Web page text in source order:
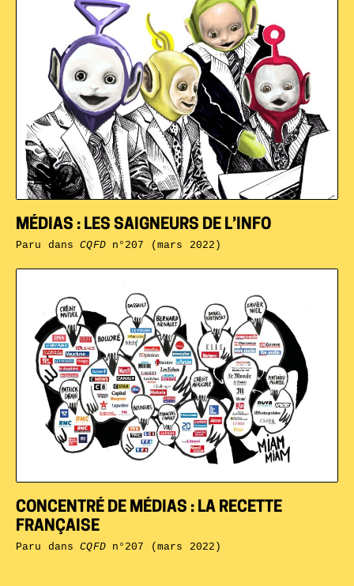
CONCENTRÉ DE MÉDIAS : LA RECETTE
FRANÇAISE
Paru dansCQFDn°207 (mars 2022)
MÉDIAS : LES SAIGNEURS DE L’INFO
Paru dansCQFDn°207 (mars 2022)